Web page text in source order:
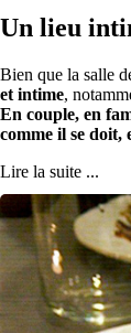
Un lieu
Bien que la salle
et intime,
En couple, en
comme il se doit,
Lire la suite ...